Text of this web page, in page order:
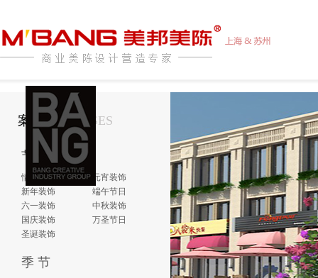
案例介绍 CASES
节 日
情人节日
元宵装饰
新年装饰
端午节日
六一装饰
中秋装饰
国庆装饰
万圣节日
圣诞装饰
季 节